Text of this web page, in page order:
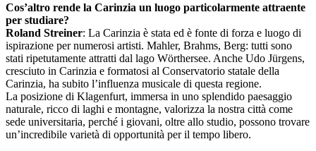
Cos’altro rende la Carinzia un luogo particolarmente attraente
per studiare?
Roland Streiner: La Carinzia è stata ed è fonte di forza e luogo di
ispirazione per numerosi artisti. Mahler, Brahms, Berg: tutti sono
stati ripetutamente attratti dal lago Wörthersee. Anche Udo Jürgens,
cresciuto in Carinzia e formatosi al Conservatorio statale della
Carinzia, ha subito l’influenza musicale di questa regione.
La posizione di Klagenfurt, immersa in uno splendido paesaggio
naturale, ricco di laghi e montagne, valorizza la nostra città come
sede universitaria, perché i giovani, oltre allo studio, possono trovare
un’incredibile varietà di opportunità per il tempo libero.